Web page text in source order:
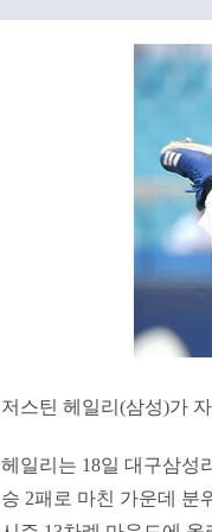
저스틴 헤일리(삼성)가
헤일리는 18일 대구삼성
승 2패로 마친 가운데 분